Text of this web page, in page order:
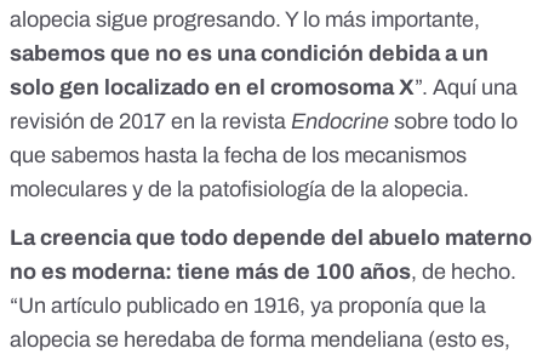
alopecia sigue progresando. Y lo más importante,
sabemos que no es una condición debida a un
solo gen localizado en el cromosoma X”. Aquíuna
revisión de 2017 en la revista Endocrine sobre todo lo
que sabemos hasta la fecha de los mecanismos
moleculares y de la patofisiología de la alopecia.
La creencia que todo depende del abuelo materno
no es moderna: tiene más de 100 años, de hecho.
“Un artículo publicado en 1916, ya proponía que la
alopecia se heredaba de forma mendeliana (esto es,